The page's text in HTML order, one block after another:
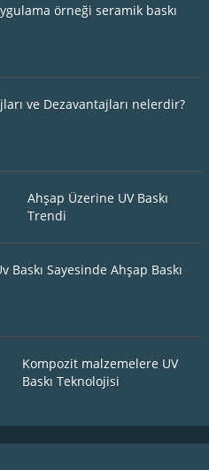
örneği seramik baskı
ve Dezavantajları nelerdir?
Ahşap Üzerine UV Baskı
Trendi
Baskı Sayesinde Ahşap Baskı
Kompozit malzemelere UV
Baskı Teknolojisi